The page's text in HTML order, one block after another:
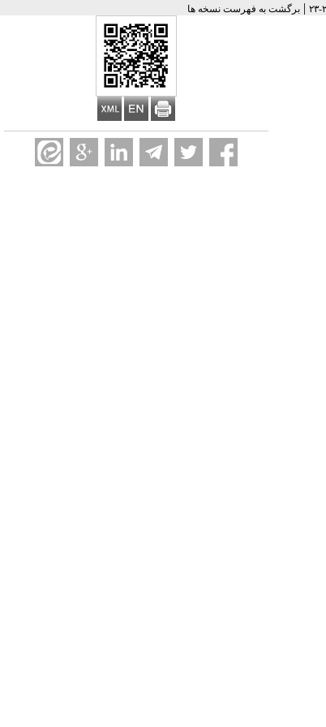
| برگشت به فهرست نسخه ها